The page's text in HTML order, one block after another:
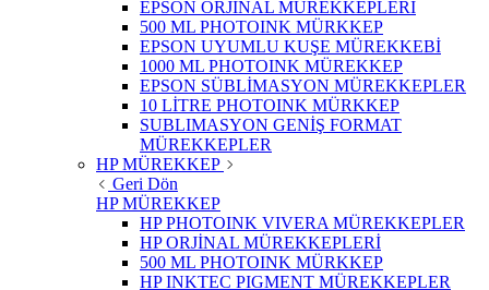
EPSON ORJİNAL MÜREKKEPLERİ
500 ML PHOTOINK MÜRKKEP
EPSON UYUMLU KUŞE MÜREKKEBİ
1000 ML PHOTOINK MÜREKKEP
EPSON SÜBLİMASYON MÜREKKEPLER
10 LİTRE PHOTOINK MÜRKKEP
SUBLIMASYON GENİŞ FORMAT
MÜREKKEPLER
HP MÜREKKEP
Geri Dön
HP MÜREKKEP
HP PHOTOINK VIVERA MÜREKKEPLER
HP ORJİNAL MÜREKKEPLERİ
500 ML PHOTOINK MÜRKKEP
HP INKTEC PIGMENT MÜREKKEPLER